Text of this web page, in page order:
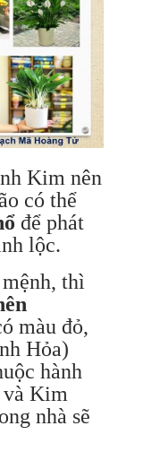
Kim nên
có thể
để phát
lộc.
thì
màu đỏ,
Hỏa)
hành
Kim
nhà sẽ